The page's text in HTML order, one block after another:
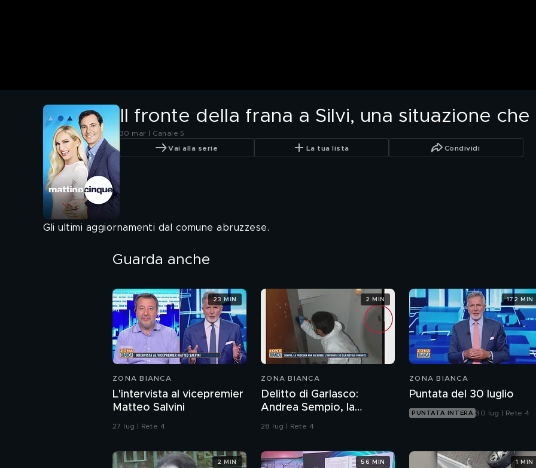
Il fronte della frana a Silvi, una situazione
30 mar | Canale 5
Vai alla serie La tua lista Condividi
Gli ultimi aggiornamenti dal comune abruzzese.
Guarda anche
ZONA BIANCA
L'intervista al vicepremier
Matteo Salvini
27 lug | Rete 4
23 MIN
ZONA BIANCA
Delitto di Garlasco:
Andrea Sempio, la
Procura di Pavia non ha
28 lug | Rete 4
2 MIN
ZONA BIANCA
Puntata del 30 luglio
PUNTATA INTERA 30 lug | Rete 4
172 MIN
2 MIN 56 MIN 1 MIN